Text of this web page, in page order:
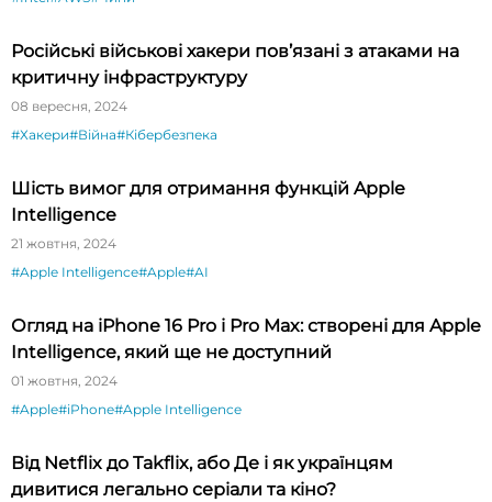
Російські військові хакери пов’язані з атаками на
критичну інфраструктуру
08 вересня, 2024
#Хакери#Війна#Кібербезпека
Шість вимог для отримання функцій Apple
Intelligence
21 жовтня, 2024
#Apple Intelligence#Apple#AI
Огляд на iPhone 16 Pro і Pro Max: створені для Apple
Intelligence, який ще не доступний
01 жовтня, 2024
#Apple#iPhone#Apple Intelligence
Від Netflix до Takflix, або Де і як українцям
дивитися легально серіали та кіно?